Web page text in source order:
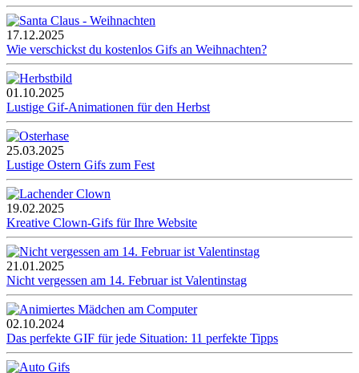
17.12.2025
Wie verschickst du kostenlos Gifs an Weihnachten?
01.10.2025
Lustige Gif-Animationen für den Herbst
25.03.2025
Lustige Ostern Gifs zum Fest
19.02.2025
Kreative Clown-Gifs für Ihre Website
21.01.2025
Nicht vergessen am 14. Februar ist Valentinstag
02.10.2024
Das perfekte GIF für jede Situation: 11 perfekte Tipps